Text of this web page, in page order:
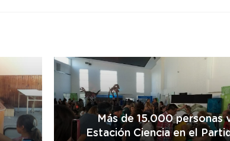
Más de 15.000 personas
Estación Ciencia en el